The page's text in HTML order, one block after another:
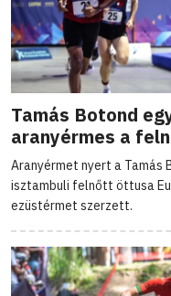
Tamás Botond
aranyérmes a
Aranyérmet nyert a
isztambuli felnőtt öttusa
ezüstérmet szerzett.